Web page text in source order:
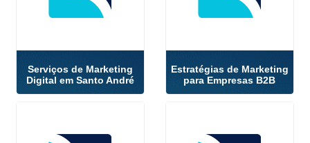
Serviços de Marketing
Digital em Santo André
Estratégias de Marketing
para Empresas B2B